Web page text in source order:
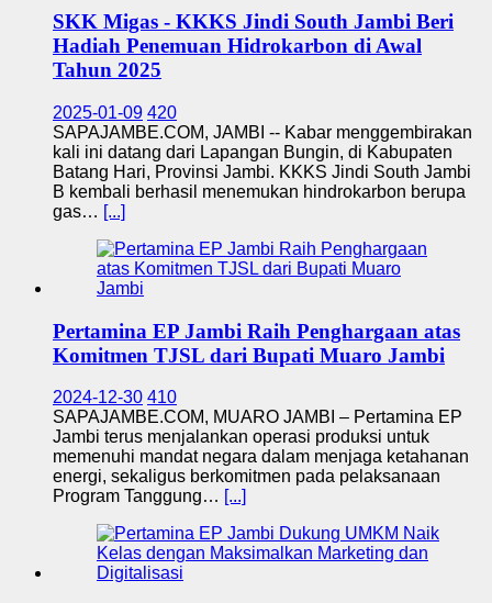
SKK Migas - KKKS Jindi South Jambi Beri
Hadiah Penemuan Hidrokarbon di Awal
Tahun 2025
2025-01-09 420
SAPAJAMBE.COM, JAMBI -- Kabar menggembirakan
kali ini datang dari Lapangan Bungin, di Kabupaten
Batang Hari, Provinsi Jambi. KKKS Jindi South Jambi
B kembali berhasil menemukan hindrokarbon berupa
gas… [...]
Pertamina EP Jambi Raih Penghargaan atas
Komitmen TJSL dari Bupati Muaro Jambi
2024-12-30 410
SAPAJAMBE.COM, MUARO JAMBI – Pertamina EP
Jambi terus menjalankan operasi produksi untuk
memenuhi mandat negara dalam menjaga ketahanan
energi, sekaligus berkomitmen pada pelaksanaan
Program Tanggung… [...]